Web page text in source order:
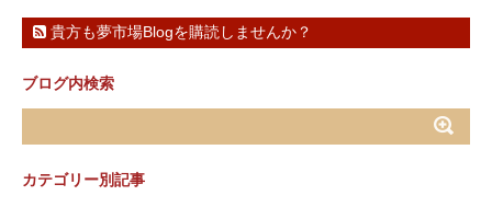
貴方も夢市場Blogを購読しませんか？
ブログ内検索
カテゴリー別記事